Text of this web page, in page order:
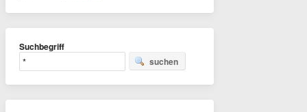
Suchbegriff
suchen